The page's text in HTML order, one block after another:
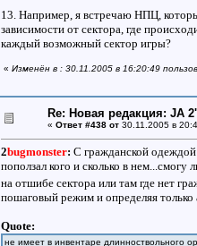
13. Например, я встречаю НПЦ,
зависимости от сектора, где
каждый возможный сектор игры?
« Изменён в : 30.11.2005 в 16:20:49
Re: Новая редакция: JA
« Ответ #438 от30.11.2005 в
2bugmonster: С гражданской одеждой
поползал кого и сколько в
на отшибе сектора или там где нет
пошаговый режим и определяя только
Quote:
не имеет в инвентаре длинноствольного